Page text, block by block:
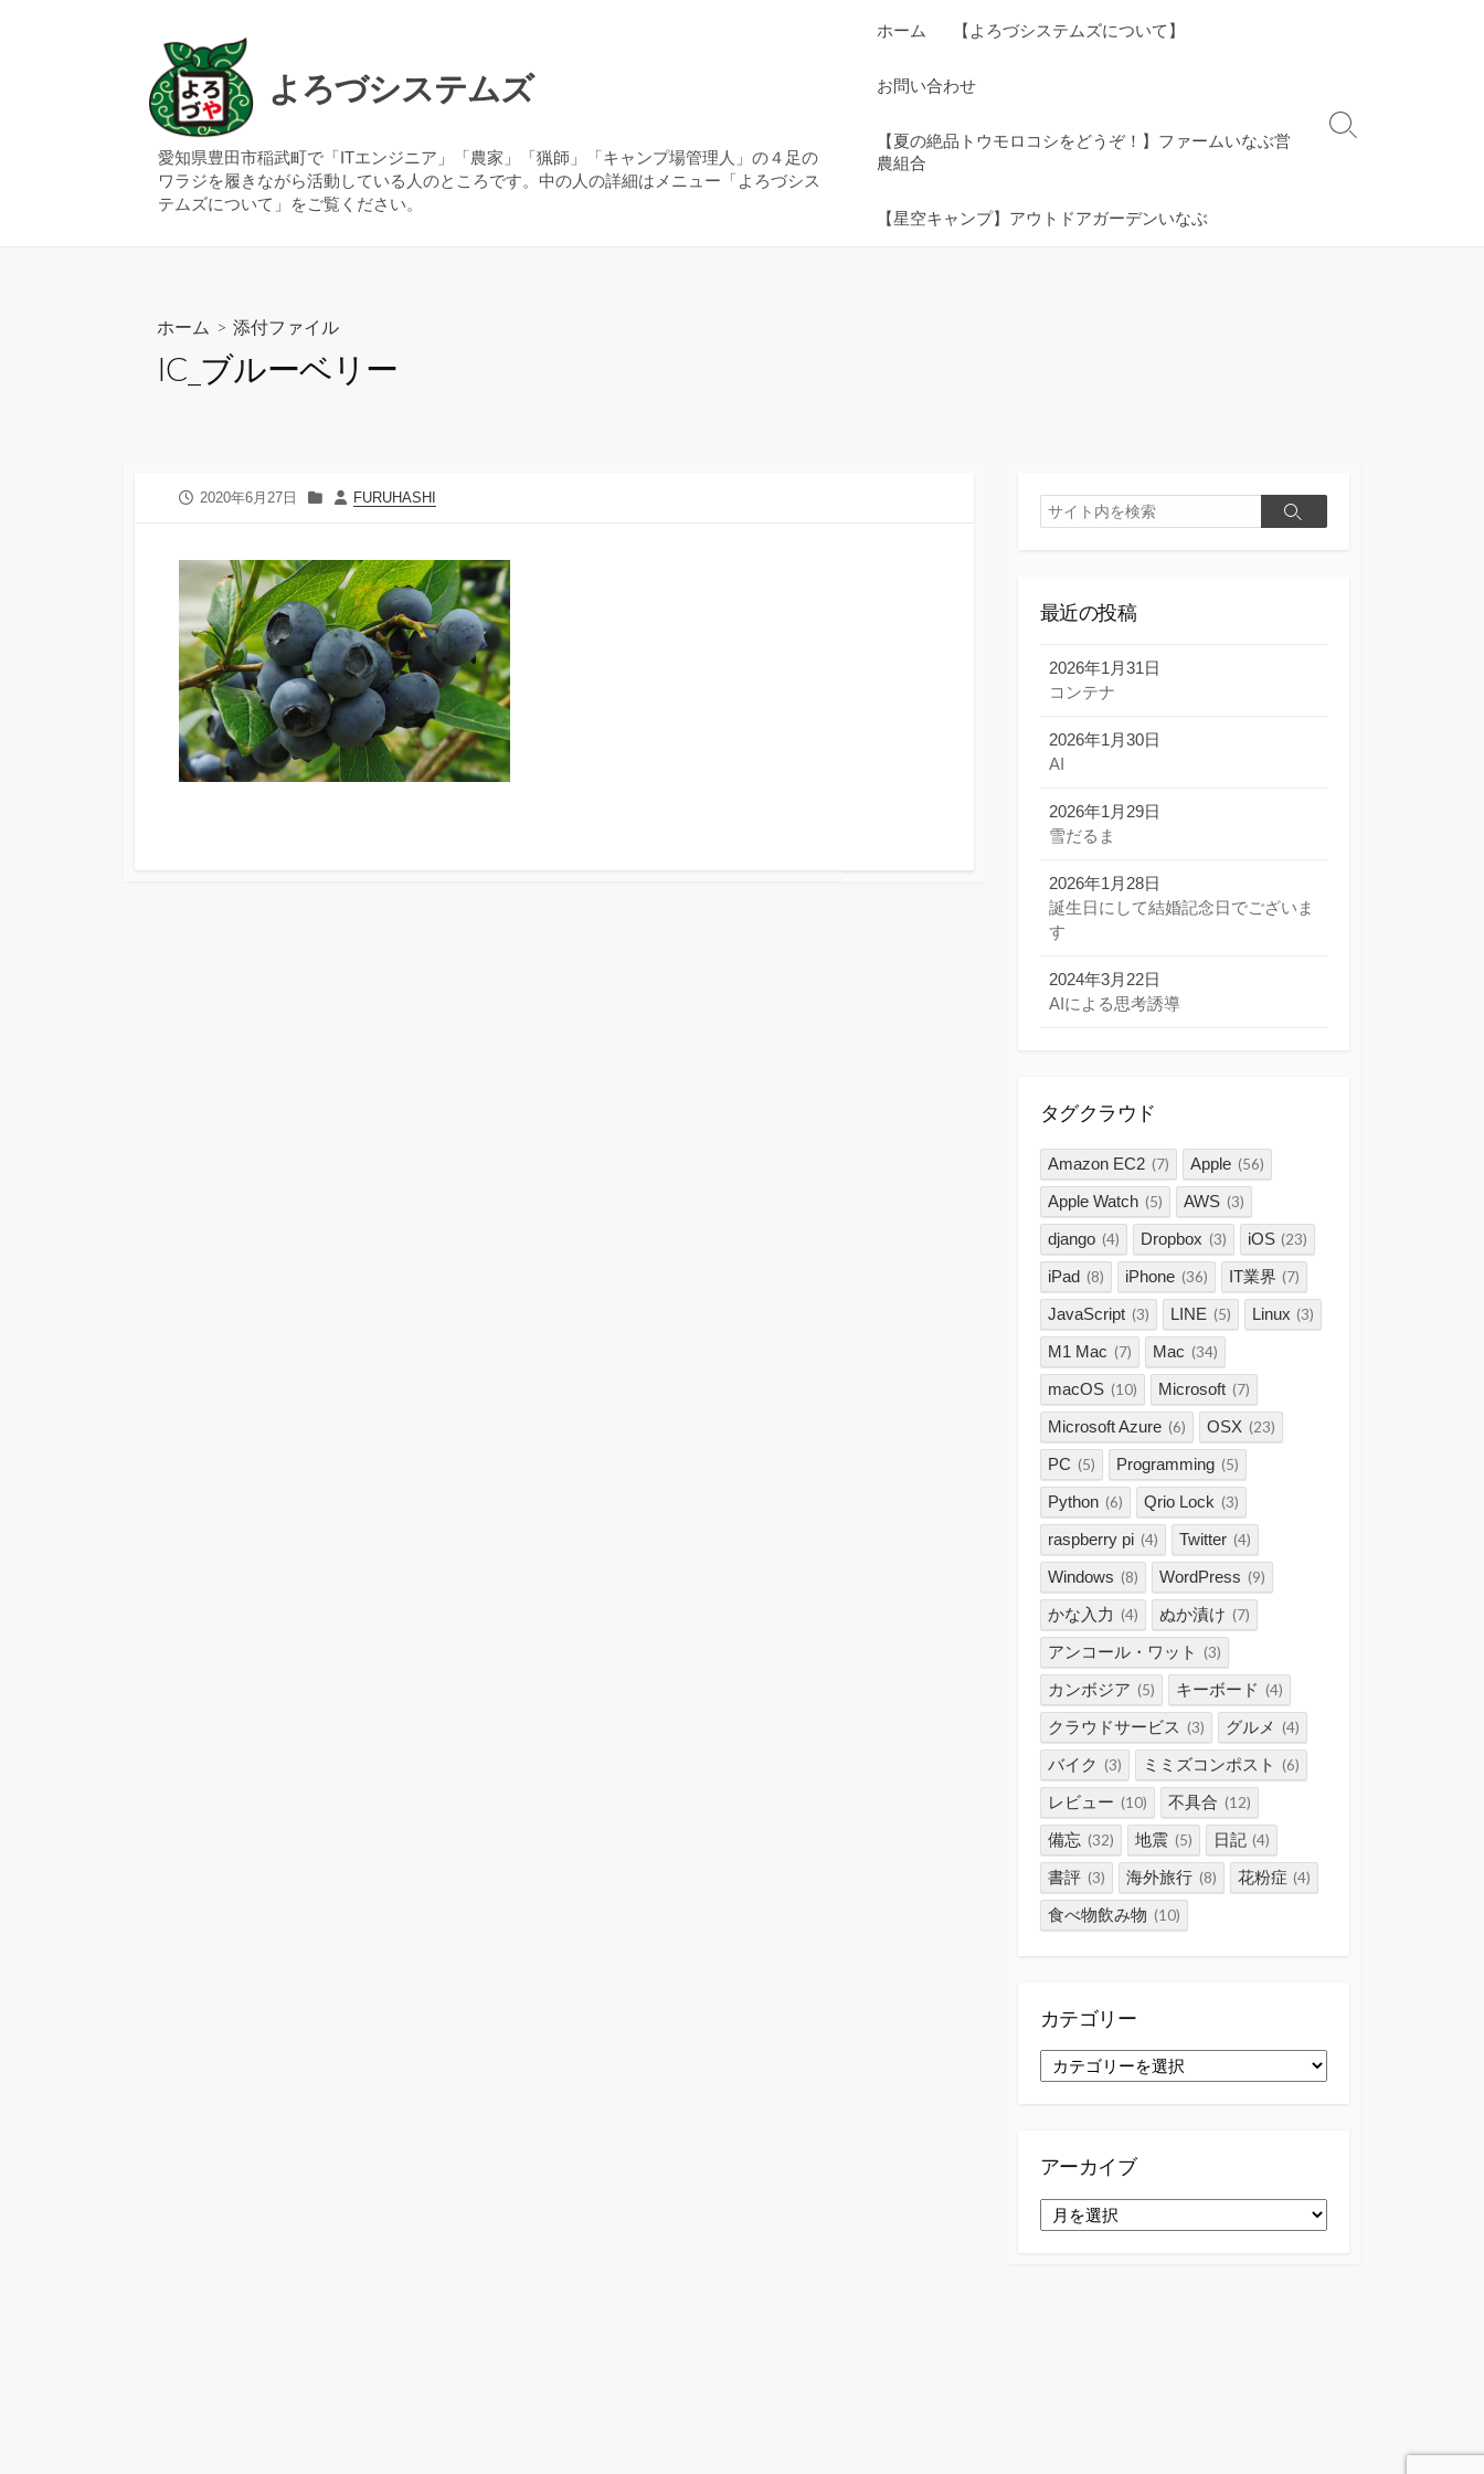
ッ
よろづシステムズ
愛知県豊田市稲武町で「ITエンジニア」「農家」「猟師」「キャンプ場管理人」の４足の
ワラジを履きながら活動している人のところです。中の人の詳細はメニュー「よろづシス
テムズについて」をご覧ください。
ホーム 【よろづシステムズについて】
お問い合わせ
【夏の絶品トウモロコシをどうぞ！】ファームいなぶ営
農組合
【星空キャンプ】アウトドアガーデンいなぶ
検
ホーム > 添付ファイル
IC_ブルーベリー
公
2020年6月27日
カ
リ
ー
投
FURUHASHI
検
索
検
最近の投稿
2026年1月31日
コンテナ
2026年1月30日
AI
2026年1月29日
雪だるま
2026年1月28日
誕生日にして結婚記念日でございま
す
2024年3月22日
AIによる思考誘導
タグクラウド
Amazon EC2 (7) Apple (56)
Apple Watch (5) AWS (3)
django (4) Dropbox (3) iOS (23)
iPad (8) iPhone (36) IT業界 (7)
JavaScript (3) LINE (5) Linux (3)
M1 Mac (7) Mac (34)
macOS (10) Microsoft (7)
Microsoft Azure (6) OSX (23)
PC (5) Programming (5)
Python (6) Qrio Lock (3)
raspberry pi (4) Twitter (4)
Windows (8) WordPress (9)
かな入力 (4) ぬか漬け (7)
アンコール・ワット (3)
カンボジア (5) キーボード (4)
クラウドサービス (3) グルメ (4)
バイク (3) ミミズコンポスト (6)
レビュー (10) 不具合 (12)
備忘 (32) 地震 (5) 日記 (4)
書評 (3) 海外旅行 (8) 花粉症 (4)
食べ物飲み物 (10)
カテゴリー
カ
テ
アーカイブ
ー